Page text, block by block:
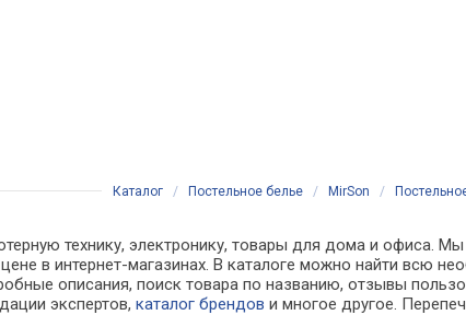
Каталог / Постельное белье / MirSon /
технику, электронику, товары для дома и офиса. Мы
в интернет-магазинах. В каталоге можно найти всю
описания, поиск товара по названию, отзывы
экспертов,каталог брендов и многое другое.